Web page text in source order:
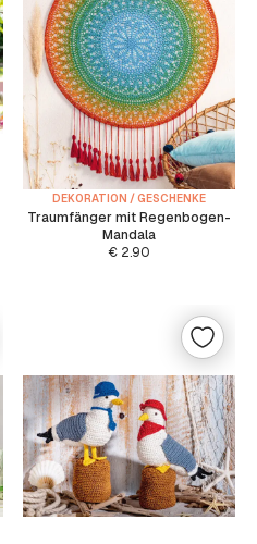
DEKORATION / GESCHENKE
Traumfänger mit Regenbogen-
Mandala
€ 2.90